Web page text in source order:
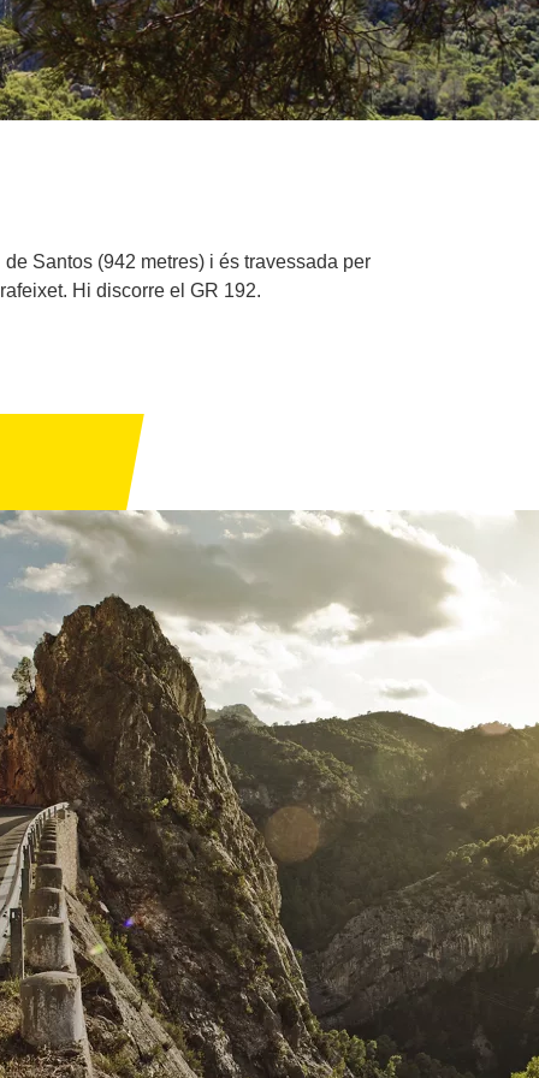
Santos (942 metres) i és travessada per
Hi discorre el GR 192.